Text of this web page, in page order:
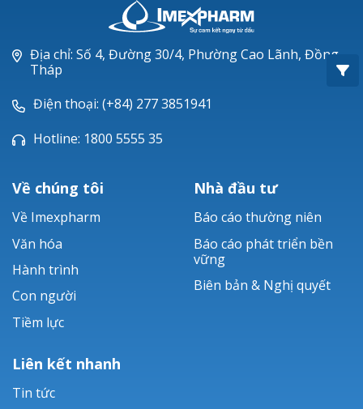
Piperacillin
Ticarlinat®
Zobacta®
Bacsulfo®
Địa chỉ: Số 4, Đường 30/4, Phường Cao Lãnh, Đồng
Tháp
Điện thoại: (+84) 277 3851941
Hotline: 1800 5555 35
Về chúng tôi
Về Imexpharm
Văn hóa
Hành trình
Con người
Tiềm lực
Nhà đầu tư
Báo cáo thường niên
Báo cáo phát triển bền
vững
Biên bản & Nghị quyết
Liên kết nhanh
Tin tức